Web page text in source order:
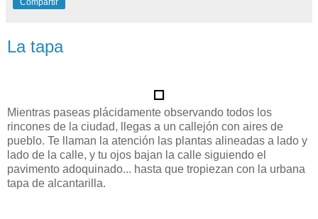
La tapa
Mientras paseas plácidamente observando todos los
rincones de la ciudad, llegas a un callejón con aires de
pueblo. Te llaman la atención las plantas alineadas a lado y
lado de la calle, y tu ojos bajan la calle siguiendo el
pavimento adoquinado... hasta que tropiezan con la urbana
tapa de alcantarilla.